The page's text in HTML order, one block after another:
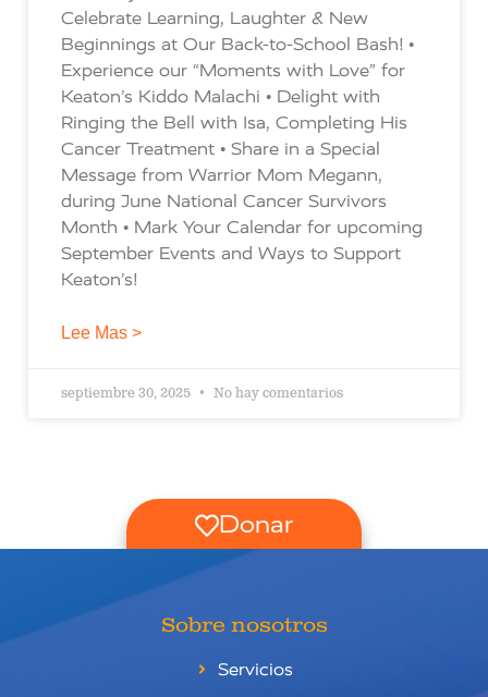
Celebrate Learning, Laughter & New
Beginnings at Our Back-to-School Bash! •
Experience our “Moments with Love” for
Keaton’s Kiddo Malachi • Delight with
Ringing the Bell with Isa, Completing His
Cancer Treatment • Share in a Special
Message from Warrior Mom Megann,
during June National Cancer Survivors
Month • Mark Your Calendar for upcoming
September Events and Ways to Support
Keaton’s!
Lee Mas >
septiembre 30, 2025 No hay comentarios
Donar
Sobre nosotros
Servicios